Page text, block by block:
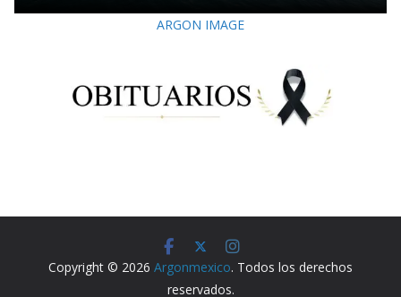
ARGON IMAGE
Copyright © 2026 Argonmexico. Todos los derechos
reservados.